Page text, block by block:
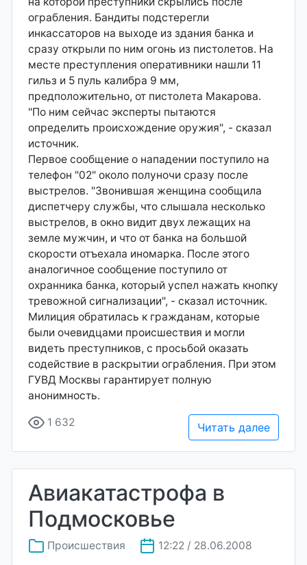
ограбления. Бандиты подстерегли
инкассаторов на выходе из здания банка и
сразу открыли по ним огонь из пистолетов. На
месте преступления оперативники нашли 11
гильз и 5 пуль калибра 9 мм,
предположительно, от пистолета Макарова.
"По ним сейчас эксперты пытаются
определить происхождение оружия", - сказал
источник.
Первое сообщение о нападении поступило на
телефон "02" около полуночи сразу после
выстрелов. "Звонившая женщина сообщила
диспетчеру службы, что слышала несколько
выстрелов, в окно видит двух лежащих на
земле мужчин, и что от банка на большой
скорости отъехала иномарка. После этого
аналогичное сообщение поступило от
охранника банка, который успел нажать кнопку
тревожной сигнализации", - сказал источник.
Милиция обратилась к гражданам, которые
были очевидцами происшествия и могли
видеть преступников, с просьбой оказать
содействие в раскрытии ограбления. При этом
ГУВД Москвы гарантирует полную
анонимность.
1 632 Читать далее
Авиакатастрофа в
Подмосковье
Происшествия 12:22 / 28.06.2008